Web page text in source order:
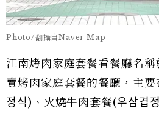
Photo/翻攝自Naver Map
江南烤肉家庭套餐看餐廳名
賣烤肉家庭套餐的餐廳，主
정식)、火燒牛肉套餐(우삼겹